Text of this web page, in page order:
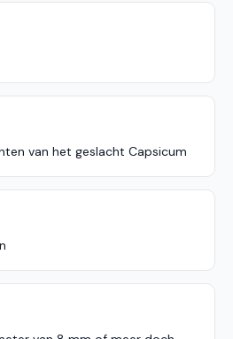
van het geslacht Capsicum